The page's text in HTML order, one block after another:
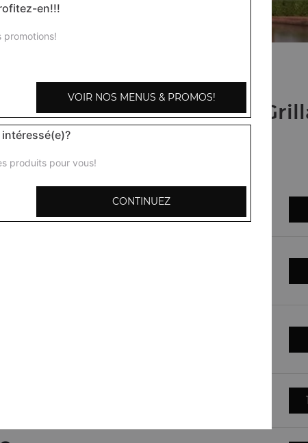
Nos Entrées
aux épices maison, puis grillée au four tandoor
en!!!
promotions!
VOIR NOS MENUS & PROMOS!
intéressé(e)?
produits pour vous!
CONTINUEZ